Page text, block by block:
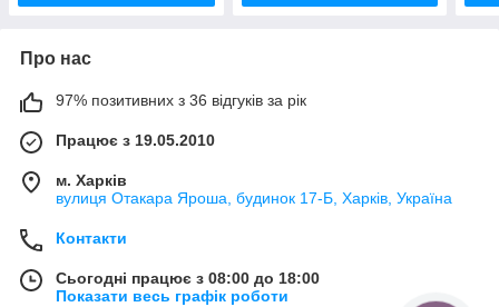
Про нас
97% позитивних з 36 відгуків за рік
Працює з 19.05.2010
м. Харків
вулиця Отакара Яроша, будинок 17-Б, Харків, Україна
Контакти
Сьогодні працює з 08:00 до 18:00
Показати весь графік роботи